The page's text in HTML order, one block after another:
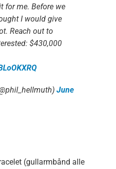
for me. Before we
I would give
Reach out to
$430,000
June
(gullarmbånd alle